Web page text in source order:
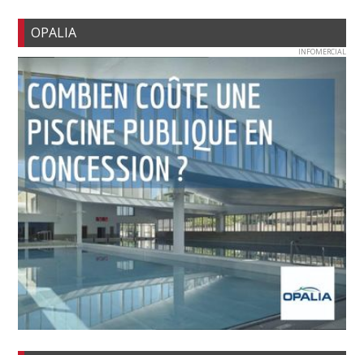
OPALIA
INFOMERCIAL